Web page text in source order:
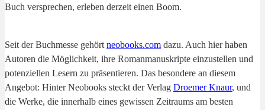
Buch versprechen, erleben derzeit einen Boom.
Seit der Buchmesse gehörtneobooks.com dazu. Auch hier haben
Autoren die Möglichkeit, ihre Romanmanuskripte einzustellen und
potenziellen Lesern zu präsentieren. Das besondere an diesem
Angebot: Hinter Neobooks steckt der Verlag Droemer Knaur, und
die Werke, die innerhalb eines gewissen Zeitraums am besten